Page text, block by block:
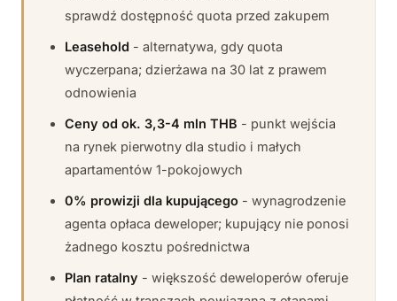
sprawdź dostępność quota przed zakupem
Leasehold - alternatywa, gdy quota
wyczerpana; dzierżawa na 30 lat z prawem
odnowienia
Ceny od ok. 3,3-4 mln THB - punkt wejścia
na rynek pierwotny dla studio i małych
apartamentów 1-pokojowych
0% prowizji dla kupującego - wynagrodzenie
agenta opłaca deweloper; kupujący nie ponosi
żadnego kosztu pośrednictwa
Plan ratalny - większość deweloperów oferuje